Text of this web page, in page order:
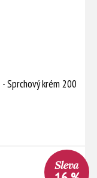
Sprchový krém 200